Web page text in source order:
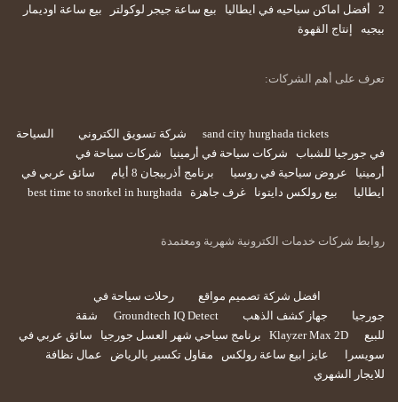
2
أفضل اماكن سياحيه في ايطاليا بيع ساعة جيجر لوكولتر
بيع ساعة اوديمار
بيجيه
إنتاج القهوة
تعرف على أهم الشركات:
sand city hurghada tickets شركة تسويق الكتروني
السياحة
في جورجيا للشباب
شركات سياحة في أرمينيا
شركات سياحة في
أرمينيا
عروض سياحية في روسيا برنامج أذربيجان 8 أيام
سائق عربي في
ايطاليا
بيع رولكس دايتونا غرف جاهزة best time to snorkel in hurghada
روابط شركات خدمات الكترونية شهرية ومعتمدة
افضل شركة تصميم مواقع
رحلات سياحة في
جورجيا
جهاز كشف الذهب Groundtech IQ Detect
شقة
للبيع
Klayzer Max 2D برنامج سياحي شهر العسل جورجيا
سائق عربي في
سويسرا
عايز ابيع ساعة رولكس مقاول تكسير بالرياض
عمال نظافة
للايجار الشهري